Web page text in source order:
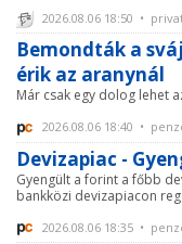
2026.08.06 18:50 •
Bemondták a
érik az aranynál
Már csak egy dolog lehet
2026.08.06 18:40 •
Devizapiac -
Gyengült a forint a főbb
bankközi devizapiacon
2026.08.06 18:35 •